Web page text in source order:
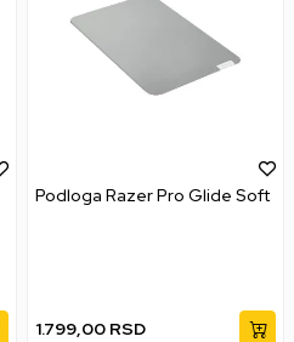
Podloga Razer Pro Glide Soft
1.799,00 RSD